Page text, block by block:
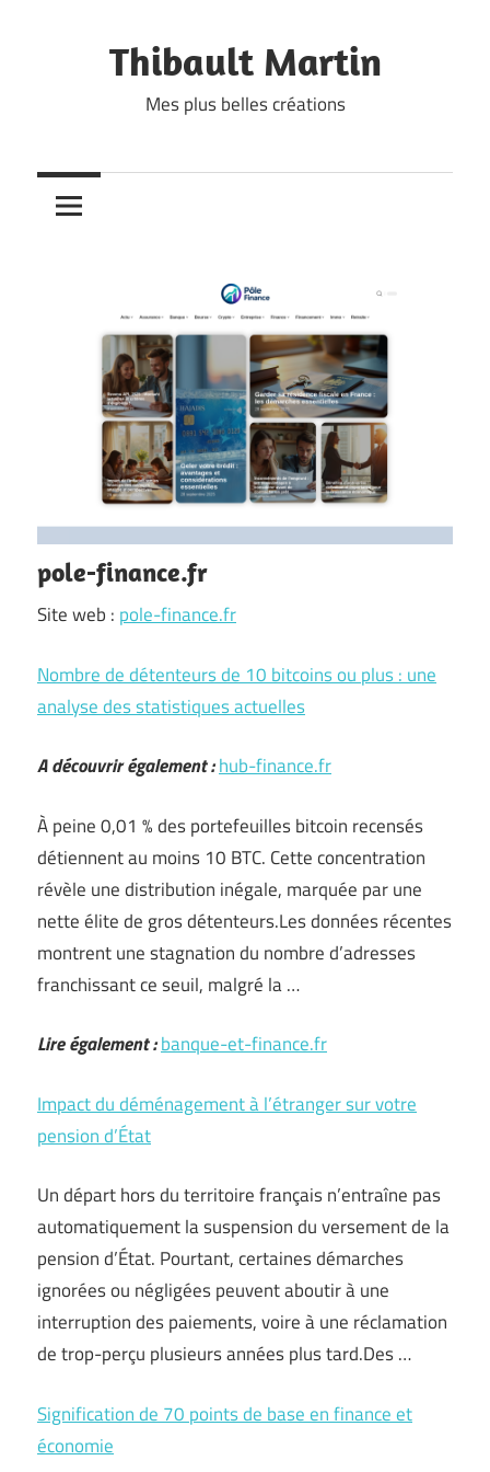
Thibault Martin
Mes plus belles créations
pole-finance.fr
Site web : pole-finance.fr
Nombre de détenteurs de 10 bitcoins ou plus : une
analyse des statistiques actuelles
A découvrir également :hub-finance.fr
À peine 0,01 % des portefeuilles bitcoin recensés
détiennent au moins 10 BTC. Cette concentration
révèle une distribution inégale, marquée par une
nette élite de gros détenteurs.Les données récentes
montrent une stagnation du nombre d’adresses
franchissant ce seuil, malgré la …
Lire également :banque-et-finance.fr
Impact du déménagement à l’étranger sur votre
pension d’État
Un départ hors du territoire français n’entraîne pas
automatiquement la suspension du versement de la
pension d’État. Pourtant, certaines démarches
ignorées ou négligées peuvent aboutir à une
interruption des paiements, voire à une réclamation
de trop-perçu plusieurs années plus tard.Des …
Signification de 70 points de base en finance et
économie